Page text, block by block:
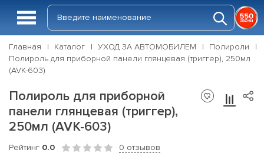
Главная Каталог УХОД ЗА АВТОМОБИЛЕМ
Полироли
Полироль для приборной панели глянцевая (триггер), 250мл
(AVK-603)
Полироль для приборной
панели глянцевая (триггер),
250мл (AVK-603)
Рейтинг 0.0 0 отзывов